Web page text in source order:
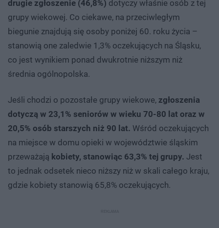
drugie zgłoszenie (46,8%) dotyczy właśnie osób z tej
grupy wiekowej. Co ciekawe, na przeciwległym
biegunie znajdują się osoby poniżej 60. roku życia –
stanowią one zaledwie 1,3% oczekujących na Śląsku,
co jest wynikiem ponad dwukrotnie niższym niż
średnia ogólnopolska.
Jeśli chodzi o pozostałe grupy wiekowe, zgłoszenia
dotyczą w 23,1% seniorów w wieku 70-80 lat oraz w
20,5% osób starszych niż 90 lat. Wśród oczekujących
na miejsce w domu opieki w województwie śląskim
przeważają kobiety, stanowiąc 63,3% tej grupy. Jest
to jednak odsetek nieco niższy niż w skali całego kraju,
gdzie kobiety stanowią 65,8% oczekujących.